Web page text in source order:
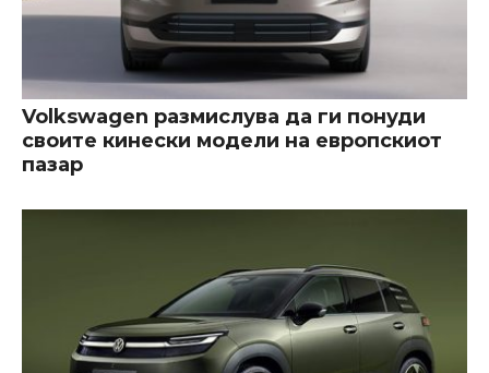
Volkswagen размислува да ги понуди
своите кинески модели на европскиот
пазар